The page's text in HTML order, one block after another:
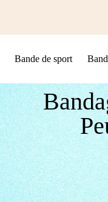
Bande de sport